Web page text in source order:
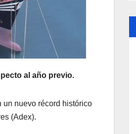
al año previo.
un nuevo récord histórico
(Adex).